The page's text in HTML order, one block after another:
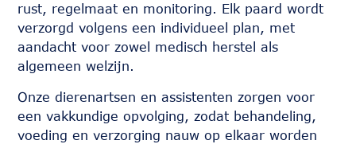
rust, regelmaat en monitoring. Elk paard wordt
verzorgd volgens een individueel plan, met
aandacht voor zowel medisch herstel als
algemeen welzijn.
Onze dierenartsen en assistenten zorgen voor
een vakkundige opvolging, zodat behandeling,
voeding en verzorging nauw op elkaar worden